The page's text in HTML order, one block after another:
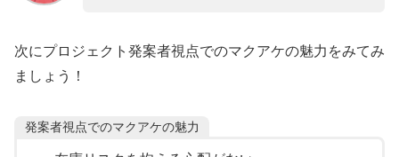
次にプロジェクト発案者視点でのマクアケの魅力をみてみ
ましょう！
発案者視点でのマクアケの魅力